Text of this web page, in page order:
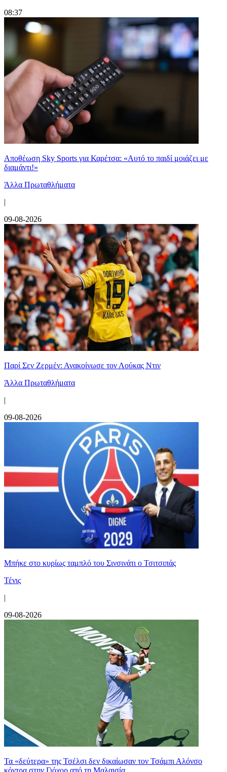
08:37
Αποθέωση Sky Sports για Καρέτσα: «Αυτό το παιδί μοιάζει με
διαμάντι!»
Άλλα Πρωταθλήματα
|
09-08-2026
Παρί Σεν Ζερμέν: Ανακοίνωσε τον Λούκας Ντιν
Άλλα Πρωταθλήματα
|
09-08-2026
Mπήκε στο κυρίως ταμπλό του Σινσινάτι ο Τσιτσιπάς
Τένις
|
09-08-2026
Τα «δεύτερα» της Τσέλσι δεν δικαίωσαν τον Τσάμπι Αλόνσο
κόντρα στην Γιόχορ από τη Μαλαισία